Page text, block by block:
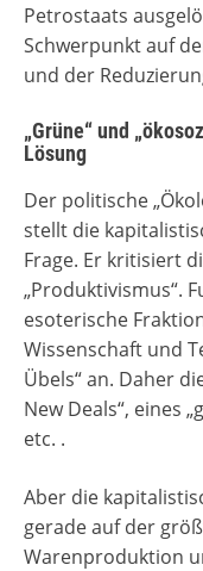
Petrostaats
Schwerpunkt auf
und der
„Grüne“ und
Lösung
Der politische
stellt die
Frage. Er kritisiert
„Produktivismus“.
esoterische
Wissenschaft und
Übels“ an. Daher
New Deals“, eines
etc. .
Aber die
gerade auf der
Warenproduktion